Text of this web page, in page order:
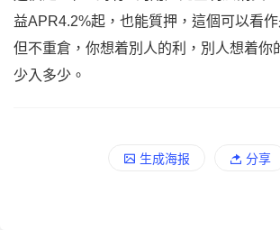
益APR4.2%起，也能質押，這個可以看作
但不重倉，你想着別人的利，別人想着你
少入多少。
生成海报 分享